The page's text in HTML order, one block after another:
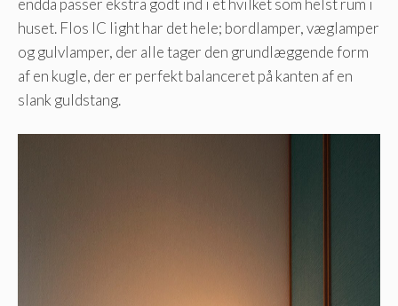
endda passer ekstra godt ind i et hvilket som helst rum i
huset. Flos IC light har det hele; bordlamper, væglamper
og gulvlamper, der alle tager den grundlæggende form
af en kugle, der er perfekt balanceret på kanten af ​​en
slank guldstang.